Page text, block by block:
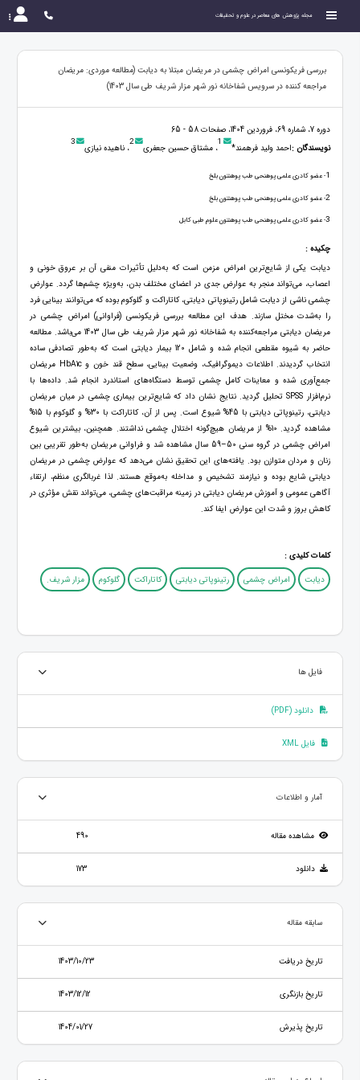
مجله پژوهش های معاصر در علوم و تحقیقات
بررسی فریکونسی امراض چشمی در مریضان مبتلا به دیابت (مطالعه موردی: مریضان
مراجعه کننده در سرویس شفاخانه نور شهر مزار شریف طی سال 1403)
دوره 7، شماره 69، فروردین 1404، صفحات 58 - 65
نویسندگان :احمد ولید فرهمند* 1، مشتاق حسین جعفری 2، ناهیده نیازی 3
1- عضو کادری علمی پوهنحی طب پوهنتون بلخ
2- عضو کادری علمی پوهنحی طب پوهنتون بلخ
3- عضو کادری علمی پوهنحی طب پوهنتون علوم طبی کابل
چکیده :
دیابت یکی از شایع‌ترین امراض مزمن است که به‌دلیل تأثیرات منفی آن بر عروق خونی و
اعصاب، می‌تواند منجر به عوارض جدی در اعضای مختلف بدن، به‌ویژه چشم‌ها گردد. عوارض
چشمی ناشی از دیابت شامل رتینوپاتی دیابتی، کاتاراکت و گلوکوم بوده که می‌توانند بینایی فرد
را به‌شدت مختل سازند. هدف این مطالعه بررسی فریکونسی (فراوانی) امراض چشمی در
مریضان دیابتی مراجعه‌کننده به شفاخانه نور شهر مزار شریف طی سال 1403 می‌باشد. مطالعه
حاضر به شیوه مقطعی انجام شده و شامل 120 بیمار دیابتی است که به‌طور تصادفی ساده
انتخاب گردیدند. اطلاعات دیموگرافیک، وضعیت بینایی، سطح قند خون و HbA1c مریضان
جمع‌آوری شده و معاینات کامل چشمی توسط دستگاه‌های استاندرد انجام شد. داده‌ها با
نرم‌افزار SPSS تحلیل گردید. نتایج نشان داد که شایع‌ترین بیماری چشمی در میان مریضان
دیابتی، رتینوپاتی دیابتی با 45% شیوع است. پس از آن، کاتاراکت با 30% و گلوکوم با 15%
مشاهده گردید. 10% از مریضان هیچ‌گونه اختلال چشمی نداشتند. همچنین، بیشترین شیوع
امراض چشمی در گروه سنی 50–59 سال مشاهده شد و فراوانی مریضان به‌طور تقریبی بین
زنان و مردان متوازن بود. یافته‌های این تحقیق نشان می‌دهد که عوارض چشمی در مریضان
دیابتی شایع بوده و نیازمند تشخیص و مداخله به‌موقع هستند. لذا غربالگری منظم، ارتقاء
آگاهی عمومی و آموزش مریضان دیابتی در زمینه مراقبت‌های چشمی، می‌تواند نقش مؤثری در
کاهش بروز و شدت این عوارض ایفا کند.
کلمات کلیدی :
دیابت
امراض چشمی رتینوپاتی دیابتی کاتاراکت گلوکوم مزار شریف.
فایل ها
دانلود (PDF)
فایل XML
آمار و اطلاعات
مشاهده مقاله 490
دانلود 173
سابقه مقاله
تاریخ دریافت 1403/10/23
تاریخ بازنگری 1403/12/12
تاریخ پذیرش 1404/01/27